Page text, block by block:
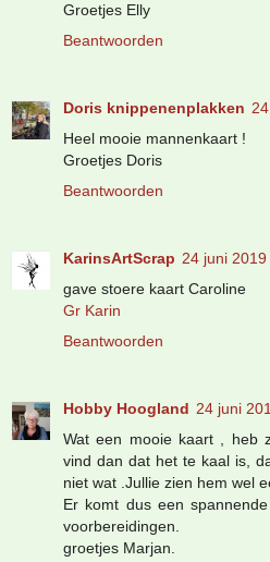
Groetjes Elly
Beantwoorden
Doris knippenenplakken
Heel mooie mannenkaart !
Groetjes Doris
Beantwoorden
KarinsArtScrap 24 juni
gave stoere kaart Caroline
Gr Karin
Beantwoorden
Hobby Hoogland 24 juni
Wat een mooie kaart , heb
vind dan dat het te kaal is,
niet wat .Jullie zien hem wel
Er komt dus een
voorbereidingen.
groetjes Marjan.